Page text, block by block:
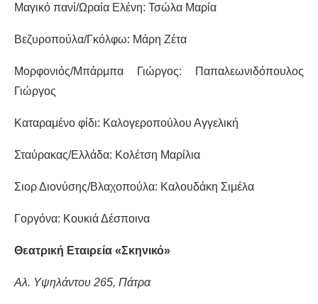
Μαγικό πανί/Ωραία Ελένη: Τσώλα Μαρία
Βεζυροπούλα/Γκόλφω: Μάρη Ζέτα
Μορφονιός/Μπάρμπα Γιώργος: Παπαλεωνιδόπουλος
Γιώργος
Καταραμένο φίδι: Καλογεροπούλου Αγγελική
Σταύρακας/Ελλάδα: Κολέτση Μαρίλια
Σιορ Διονύσης/Βλαχοπούλα: Καλουδάκη Σιμέλα
Γοργόνα: Κουκιά Δέσποινα
Θεατρική Εταιρεία «Σκηνικό»
Αλ. Υψηλάντου 265, Πάτρα